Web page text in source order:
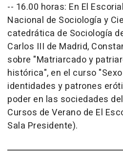
-- 16.00 horas: En El
Nacional de Sociología y
catedrática de Sociología
Carlos III de Madrid,
sobre "Matriarcado y
histórica", en el curso
identidades y patrones
poder en las sociedades
Cursos de Verano de El
Sala Presidente).